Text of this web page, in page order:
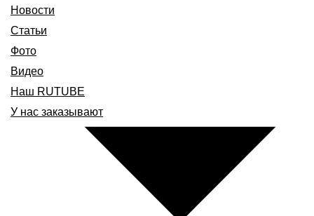
Новости
Статьи
Фото
Видео
Наш RUTUBE
У нас заказывают